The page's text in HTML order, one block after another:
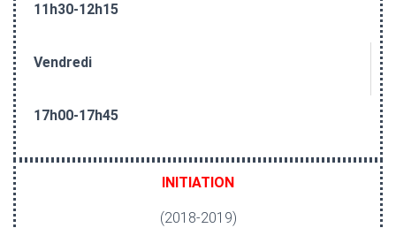
11h30-12h15
Vendredi
17h00-17h45
INITIATION
(2018-2019)